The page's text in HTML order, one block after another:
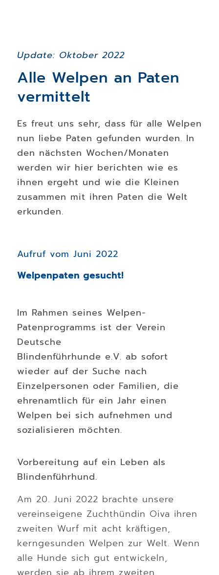
Update: Oktober 2022
Alle Welpen an Paten
vermittelt
Es freut uns sehr, dass für alle Welpen
nun liebe Paten gefunden wurden. In
den nächsten Wochen/Monaten
werden wir hier berichten wie es
ihnen ergeht und wie die Kleinen
zusammen mit ihren Paten die Welt
erkunden.
Aufruf vom Juni 2022
Welpenpaten gesucht!
Im Rahmen seines Welpen-
Patenprogramms ist der Verein
Deutsche
Blindenführhunde e.V. ab sofort
wieder auf der Suche nach
Einzelpersonen oder Familien, die
ehrenamtlich für ein Jahr einen
Welpen bei sich aufnehmen und
sozialisieren möchten.
Vorbereitung auf ein Leben als
Blindenführhund.
Am 20. Juni 2022 brachte unsere
vereinseigene Zuchthündin Oiva ihren
zweiten Wurf mit acht kräftigen,
kerngesunden Welpen zur Welt. Wenn
alle Hunde sich gut entwickeln,